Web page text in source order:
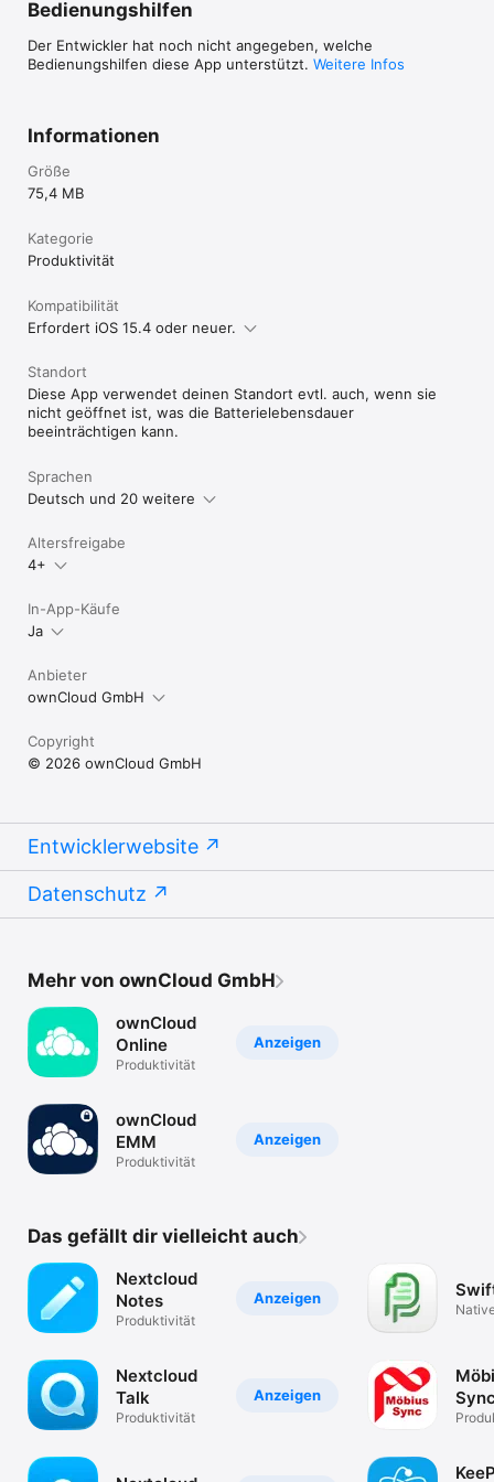
Subscription.
SYSTEM REQUIREMENTS
iOS 15.4 or later, iPadOS 15.4 or later
file sync, share, and collaboration. Founded in 2010 in
education, government, research, and enterprise worldwide.
ownCloud is maintained by Kiteworks through its Open Source
Learn more: https://owncloud.com/
Open source: https://github.com/owncloud/ios-app/
https://raw.githubusercontent.com/owncloud/ios-
app/master/LICENSE
Bedienungshilfen
Der Entwickler hat noch nicht angegeben, welche
Bedienungshilfen diese App unterstützt. Weitere Infos
Informationen
Größe
75,4 MB
Kategorie
Produktivität
Kompatibilität
Erfordert iOS 15.4 oder neuer.
Standort
Diese App verwendet deinen Standort evtl. auch, wenn sie
nicht geöffnet ist, was die Batterielebensdauer
beeinträchtigen kann.
Sprachen
Deutsch und 20 weitere
Altersfreigabe
4+
In-App-Käufe
Ja
Anbieter
ownCloud GmbH
Copyright
© 2026 ownCloud GmbH
Entwicklerwebsite
Datenschutz
Mehr von ownCloud GmbH
Anzeigen
ownCloud
Online
Produktivität
Anzeigen
ownCloud
EMM
Produktivität
Das gefällt dir vielleicht auch
Anzeigen
Nextcloud
Notes
Produktivität
Anzeigen
Nextcloud
Talk
Produktivität